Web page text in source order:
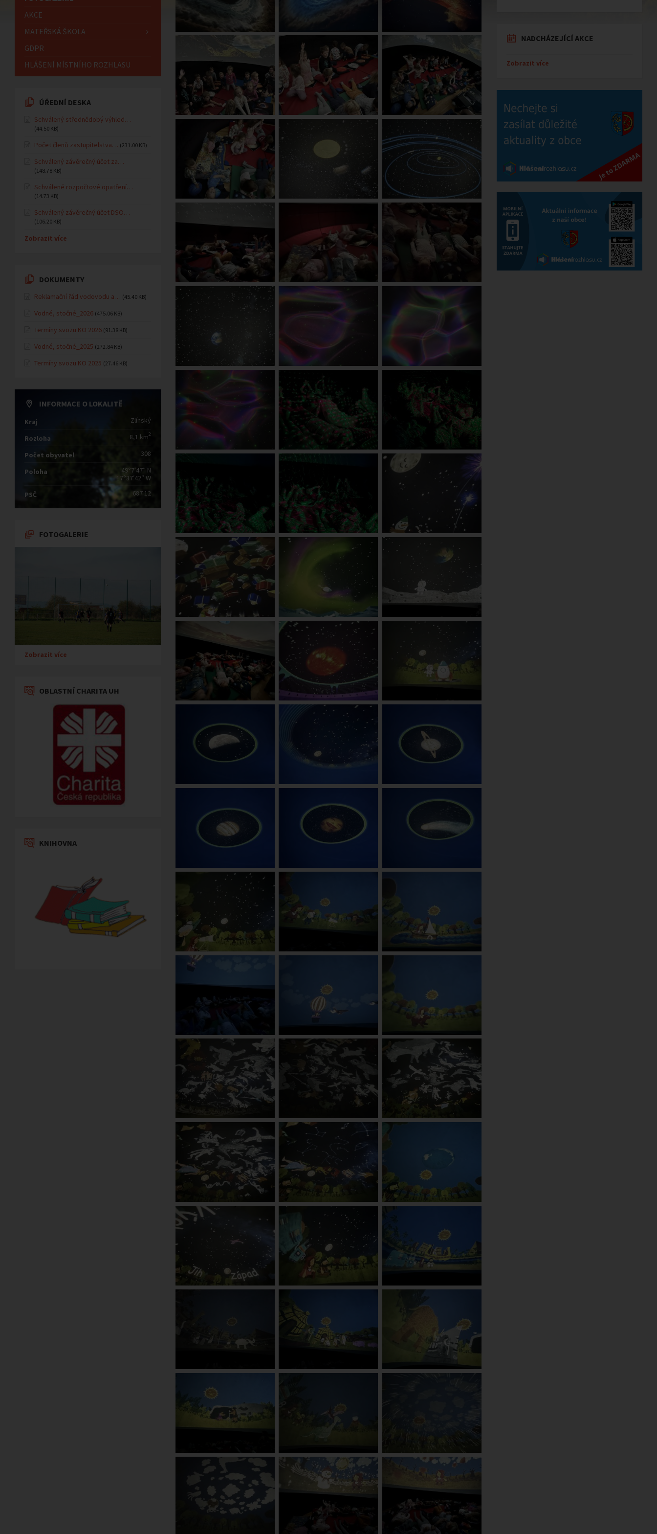
AKCE
MATEŘSKÁ ŠKOLA
GDPR
HLÁŠENÍ MÍSTNÍHO ROZHLASU
ÚŘEDNÍ DESKA
Schválený střednědobý výhled…
(44.50 KB)
Počet členů zastupitelstva… (231.00 KB)
Schválený závěrečný účet za…
(148.78 KB)
Schválené rozpočtové opatření…
(14.73 KB)
Schválený závěrečný účet DSO…
(106.20 KB)
Zobrazit více
DOKUMENTY
Reklamační řád vodovodu a… (45.40 KB)
Vodné, stočné_2026 (475.06 KB)
Termíny svozu KO 2026 (91.38 KB)
Vodné, stočné_2025 (272.84 KB)
Termíny svozu KO 2025 (27.46 KB)
INFORMACE O LOKALITĚ
Kraj Zlínský
Rozloha 8,1 km2
Počet obyvatel 308
Poloha
49°7′47″ N
17°37′42″ W
PSČ
687 12
FOTOGALERIE
Zobrazit více
OBLASTNÍ CHARITA UH
KNIHOVNA
NADCHÁZEJÍCÍ AKCE
Zobrazit více